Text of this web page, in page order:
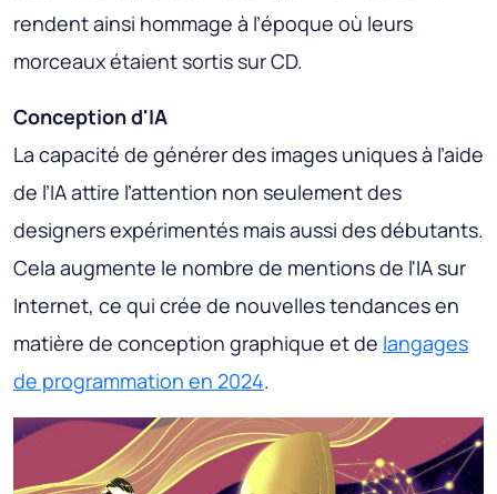
rendent ainsi hommage à l’époque où leurs
morceaux étaient sortis sur CD.
Conception d'IA
La capacité de générer des images uniques à l’aide
de l’IA attire l’attention non seulement des
designers expérimentés mais aussi des débutants.
Cela augmente le nombre de mentions de l'IA sur
Internet, ce qui crée de nouvelles tendances en
matière de conception graphique et de langages
de programmation en 2024.